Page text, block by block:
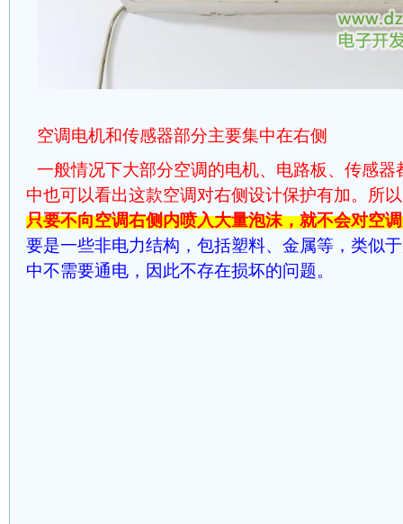
空调电机和传感器部分主要集中在右侧
一般情况下大部分空调的电机、电路板、传感
中也可以看出这款空调对右侧设计保护有加。所
只要不向空调右侧内喷入大量泡沫，就不会对空
要是一些非电力结构，包括塑料、金属等，类似
中不需要通电，因此不存在损坏的问题。